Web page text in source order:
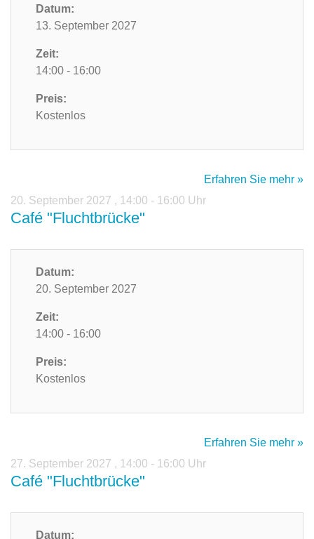
Datum:
13. September 2027
Zeit:
14:00 - 16:00
Preis:
Kostenlos
Erfahren Sie mehr »
20. September 2027 , 14:00 - 16:00 Uhr
Café "Fluchtbrücke"
Datum:
20. September 2027
Zeit:
14:00 - 16:00
Preis:
Kostenlos
Erfahren Sie mehr »
27. September 2027 , 14:00 - 16:00 Uhr
Café "Fluchtbrücke"
Datum: